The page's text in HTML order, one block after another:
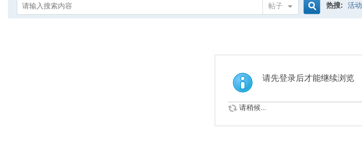
帖子
索
热搜: 活动
请先登录后才能继续浏览
请稍候...